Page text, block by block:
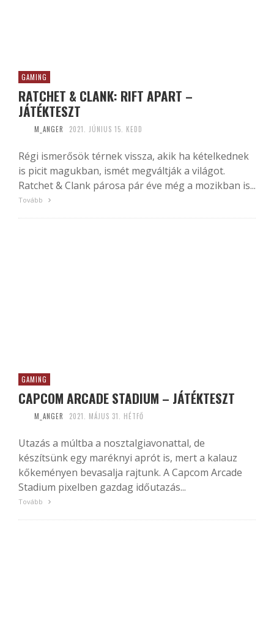
GAMING
RATCHET & CLANK: RIFT APART –
JÁTÉKTESZT
M_ANGER 2021. JÚNIUS 15. KEDD
Régi ismerősök térnek vissza, akik ha kételkednek
is picit magukban, ismét megváltják a világot.
Ratchet & Clank párosa pár éve még a mozikban is...
Tovább
GAMING
CAPCOM ARCADE STADIUM – JÁTÉKTESZT
M_ANGER 2021. MÁJUS 31. HÉTFŐ
Utazás a múltba a nosztalgiavonattal, de
készítsünk egy maréknyi aprót is, mert a kalauz
kőkeményen bevasalja rajtunk. A Capcom Arcade
Stadium pixelben gazdag időutazás...
Tovább